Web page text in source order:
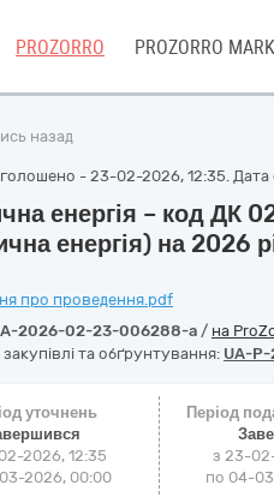
PROZORRO PROZORRO
назад
- 23-02-2026, 12:35. Дата
енергія – код ДК
енергія) на 2026
про проведення.pdf
2026-02-23-006288-a / на
та обґрунтування: UA-
уточнень
2026, 12:35
2026, 00:00
Період
з 23-
по 04-